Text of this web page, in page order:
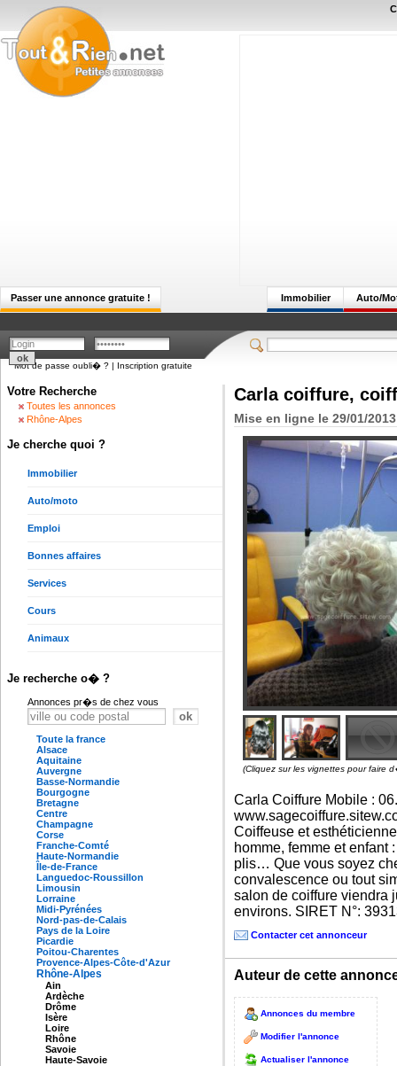
Passer une annonce gratuite ! Auto/
Immobilier
Mot de passe oubli� ? | Inscription gratuite
Votre Recherche
Toutes les annonces
Rhône-Alpes
Je cherche quoi ?
Immobilier
Auto/moto
Emploi
Bonnes affaires
Services
Cours
Animaux
Je recherche o� ?
Annonces pr�s de chez vous
Toute la france
Alsace
Aquitaine
Auvergne
Basse-Normandie
Bourgogne
Bretagne
Centre
Champagne
Corse
Franche-Comté
Haute-Normandie
Île-de-France
Languedoc-Roussillon
Limousin
Lorraine
Midi-Pyrénées
Nord-pas-de-Calais
Pays de la Loire
Picardie
Poitou-Charentes
Provence-Alpes-Côte-d'Azur
Rhône-Alpes
Ain
Ardèche
Drôme
Isère
Loire
Rhône
Savoie
Haute-Savoie
Carla coiffure,
Mise en ligne le 29/01/
(Cliquez sur les vignettes pour faire
Carla Coiffure Mobile :
Coiffeuse et
homme, femme et enfant
plis… Que vous soyez
convalescence ou tout
salon de coiffure viendra
environs. SIRET N°:
Contacter cet annonceur
Auteur de cette
Annonces du membre
Modifier l'annonce
Actualiser l'annonce